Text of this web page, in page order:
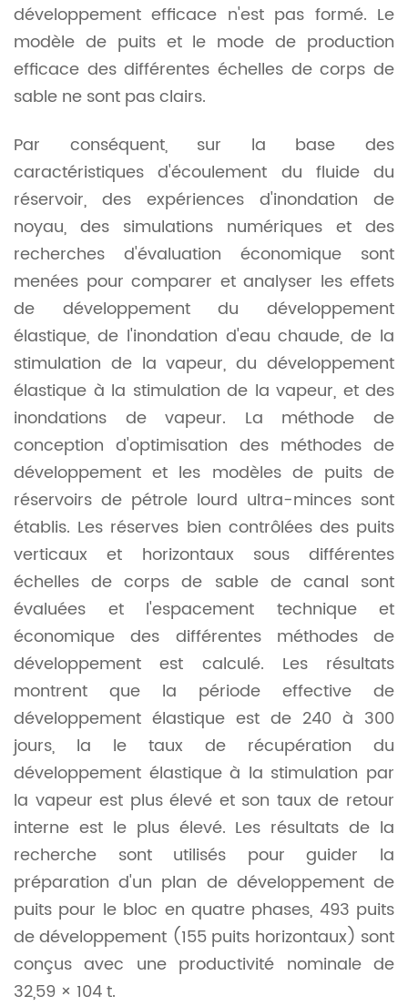
développement efficace n'est pas formé. Le
modèle de puits et le mode de production
efficace des différentes échelles de corps de
sable ne sont pas clairs.
Par conséquent, sur la base des
caractéristiques d'écoulement du fluide du
réservoir, des expériences d'inondation de
noyau, des simulations numériques et des
recherches d'évaluation économique sont
menées pour comparer et analyser les effets
de développement du développement
élastique, de l'inondation d'eau chaude, de la
stimulation de la vapeur, du développement
élastique à la stimulation de la vapeur, et des
inondations de vapeur. La méthode de
conception d'optimisation des méthodes de
développement et les modèles de puits de
réservoirs de pétrole lourd ultra-minces sont
établis. Les réserves bien contrôlées des puits
verticaux et horizontaux sous différentes
échelles de corps de sable de canal sont
évaluées et l'espacement technique et
économique des différentes méthodes de
développement est calculé. Les résultats
montrent que la période effective de
développement élastique est de 240 à 300
jours, la le taux de récupération du
développement élastique à la stimulation par
la vapeur est plus élevé et son taux de retour
interne est le plus élevé. Les résultats de la
recherche sont utilisés pour guider la
préparation d'un plan de développement de
puits pour le bloc en quatre phases, 493 puits
de développement (155 puits horizontaux) sont
conçus avec une productivité nominale de
32,59 × 104 t.